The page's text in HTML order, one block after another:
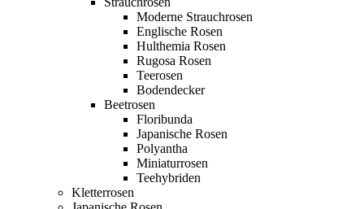
Moderne Strauchrosen
Englische Rosen
Hulthemia Rosen
Rugosa Rosen
Teerosen
Bodendecker
Beetrosen
Floribunda
Japanische Rosen
Polyantha
Miniaturrosen
Teehybriden
Kletterrosen